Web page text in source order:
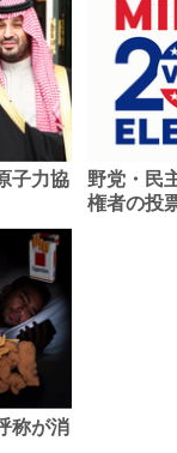
子力協
野党・民
権者の投
称が消